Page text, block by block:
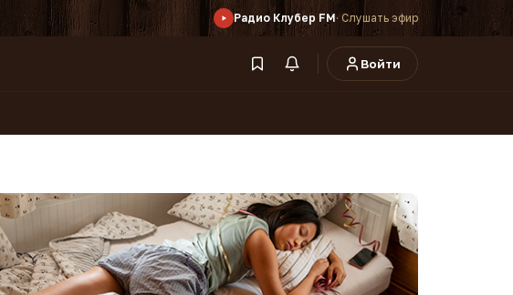
Радио Клубер FM· Слушать эфир
Войти